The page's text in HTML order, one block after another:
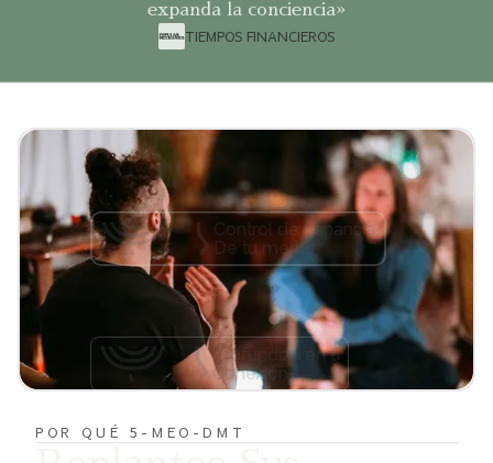
expanda la conciencia»
TIEMPOS FINANCIEROS
Control de ganancia
De tu mente
Profundiza en ti
Conexión
POR QUÉ 5-MEO-DMT